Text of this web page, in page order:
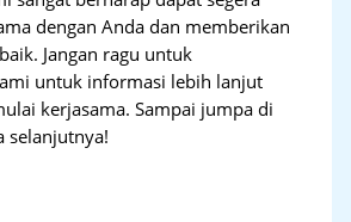
dengan Anda dan memberikan
Jangan ragu untuk
untuk informasi lebih lanjut
kerjasama. Sampai jumpa di
selanjutnya!